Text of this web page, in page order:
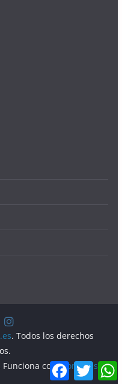
. Todos los derechos
Funciona conWordPress.
F
a
T
w